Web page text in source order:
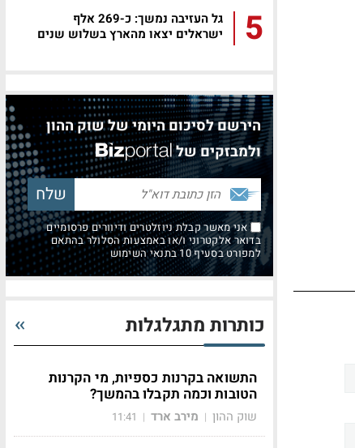
5
גל העזיבה נמשך: כ-269 אלף
ישראלים יצאו מהארץ בשלוש שנים
הירשם לסיכום היומי של שוק ההון
ולמבזקים של
אני מאשר קבלת ניוזלטרים ודיוורים פרסומיים
בדואר אלקטרוני ו/או באמצעות הסלולר בהתאם
למפורט בסעיף 10 בתנאי השימוש
כותרות מתגלגלות
התשואה בקרנות כספיות, מי הקרנות
הטובות וכמה תקבלו בהמשך?
שוק ההון | מירב ארד |
11:41